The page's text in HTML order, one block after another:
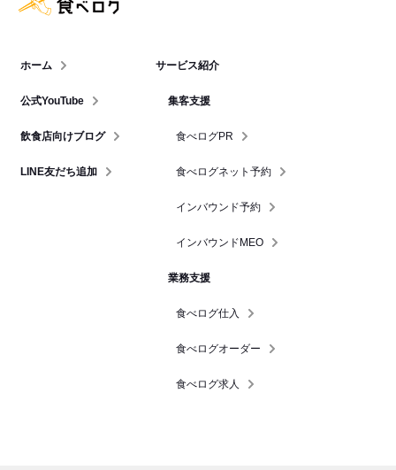
ホーム
公式YouTube
飲食店向けブログ
LINE友だち追加
サービス紹介
集客支援
食べログPR
食べログネット予約
インバウンド予約
インバウンドMEO
業務支援
食べログ仕入
食べログオーダー
食べログ求人